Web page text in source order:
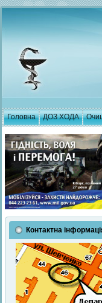
Головна ДОЗ ХОДА
Контактна